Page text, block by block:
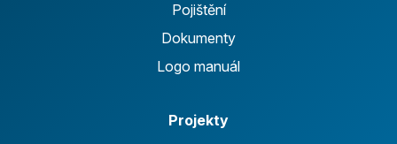
Pojištění
Dokumenty
Logo manuál
Projekty